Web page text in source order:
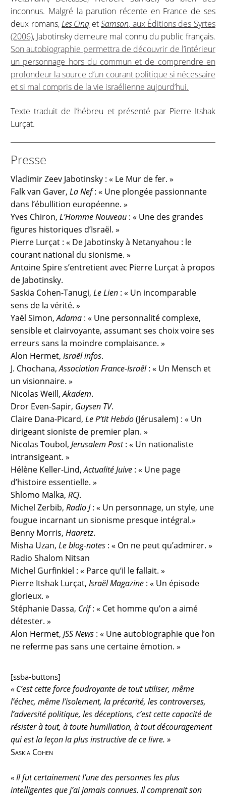
inconnus. Malgré la parution récente en France de ses
deux romans,Les Cinq etSamson, aux Éditions des Syrtes
(2006), Jabotinsky demeure mal connu du public français.
Son autobiographie permettra de découvrir de l’intérieur
un personnage hors du commun et de comprendre en
profondeur la source d’un courant politique si nécessaire
et si mal compris de la vie israélienne aujourd’hui.
Texte traduit de l’hébreu et présenté par Pierre Itshak
Lurçat.
Presse
Vladimir Zeev Jabotinsky : « Le Mur de fer. »
Falk van Gaver,La Nef: « Une plongée passionnante
dans l’ébullition européenne. »
Yves Chiron,L’Homme Nouveau : « Une des grandes
figures historiques d’Israël. »
Pierre Lurçat : « De Jabotinsky à Netanyahou : le
courant national du sionisme. »
Antoine Spire s’entretient avec Pierre Lurçat à propos
de Jabotinsky.
Saskia Cohen-Tanugi,Le Lien : « Un incomparable
sens de la vérité. »
Yaël Simon,Adama : « Une personnalité complexe,
sensible et clairvoyante, assumant ses choix voire ses
erreurs sans la moindre complaisance. »
Alon Hermet,Israël infos.
J. Chochana,Association France-Israël: « Un Mensch et
un visionnaire. »
Nicolas Weill,Akadem.
Dror Even-Sapir, Guysen TV.
Claire Dana-Picard,Le P’tit Hebdo(Jérusalem) : « Un
dirigeant sioniste de premier plan. »
Nicolas Toubol,Jerusalem Post: « Un nationaliste
intransigeant. »
Hélène Keller-Lind,Actualité Juive : « Une page
d’histoire essentielle. »
Shlomo Malka,RCJ.
Michel Zerbib,Radio J: « Un personnage, un style, une
fougue incarnant un sionisme presque intégral.»
Benny Morris,Haaretz.
Misha Uzan,Le blog-notes : « On ne peut qu’admirer. »
Radio Shalom Nitsan
Michel Gurfinkiel : « Parce qu’il le fallait. »
Pierre Itshak Lurçat,Israël Magazine : « Un épisode
glorieux. »
Stéphanie Dassa, Crif: « Cet homme qu’on a aimé
détester. »
Alon Hermet,JSS News : « Une autobiographie que l’on
ne referme pas sans une certaine émotion. »
[ssba-buttons]
« C’est cette force foudroyante de tout utiliser, même
l’échec, même l’isolement, la précarité, les controverses,
l’adversité politique, les déceptions, c’est cette capacité de
résister à tout, à toute humiliation, à tout découragement
qui est la leçon la plus instructive de ce livre. »
Saskia Cohen
« Il fut certainement l’une des personnes les plus
intelligentes que j’ai jamais connues. Il comprenait son